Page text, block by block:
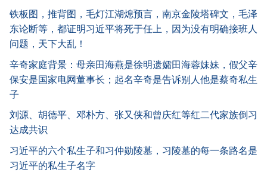
铁板图，推背图，毛灯江湖熄预言，南京金陵塔碑文，毛泽
东论断等，都证明习近平将死于任上，因为没有明确接班人
问题，天下大乱！
辛奇家庭背景：母亲田海燕是徐明遗孀田海蓉妹妹，假父辛
保安是国家电网董事长；起名辛奇是告诉别人他是蔡奇私生
子
刘源、胡德平、邓朴方、张又侠和曾庆红等红二代家族倒习
达成共识
习近平的六个私生子和习仲勋陵墓，习陵墓的每一条路名是
习近平的私生子名字